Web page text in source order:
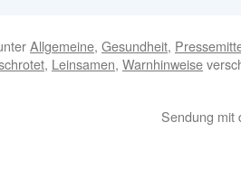
Allgemeine, Gesundheit,
, Leinsamen, Warnhinweise
Sendung mit